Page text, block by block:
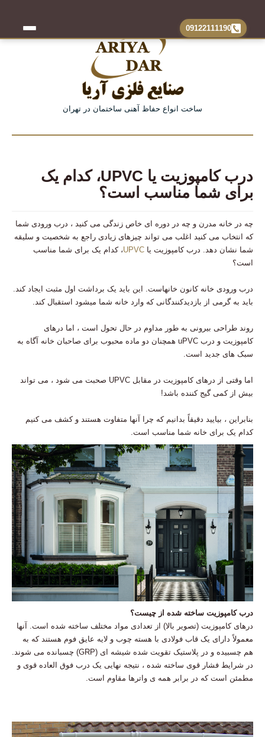
ساخت انواع حفاظ آهنی ساختمان در تهران
09122111190
درب آکاردئونی
حفاظ پنجره
حفاظ بالکن
حفاظ دیوار
درب آهنی
درب کامپوزیت یا UPVC، کدام یک
برای شما مناسب است؟
چه در خانه مدرن و چه در دوره ای خاص زندگی می کنید ، درب ورودی شما
که انتخاب می کنید اغلب می تواند چیزهای زیادی راجع به شخصیت و سلیقه
شما نشان دهد. درب کامپوزیت یا UPVC، کدام یک برای شما مناسب
است؟
درب ورودی خانه کانون خانهاست. این باید یک برداشت اول مثبت ایجاد کند.
باید به گرمی از بازدیدکنندگانی که وارد خانه شما میشود استقبال کند.
روند طراحی بیرونی به طور مداوم در حال تحول است ، اما درهای
کامپوزیت و درب uPVC همچنان دو ماده محبوب برای صاحبان خانه آگاه به
سبک های جدید است.
اما وقتی از درهای کامپوزیت در مقابل UPVC صحبت می شود ، می تواند
بیش از کمی گیج کننده باشد!
بنابراین ، بیایید دقیقاً بدانیم که چرا آنها متفاوت هستند و کشف می کنیم
کدام یک برای خانه شما مناسب است.
درب کامپوزیت ساخته شده از چیست؟
درهای کامپوزیت (تصویر بالا) از تعدادی مواد مختلف ساخته شده است. آنها
معمولاً دارای یک قاب فولادی با هسته چوب و لایه عایق فوم هستند که به
هم چسبیده و در پلاستیک تقویت شده شیشه ای (GRP) چسبانده می شوند.
در شرایط فشار قوی ساخته شده ، نتیجه نهایی یک درب فوق العاده قوی و
مطمئن است که در برابر همه ی واترها مقاوم است.